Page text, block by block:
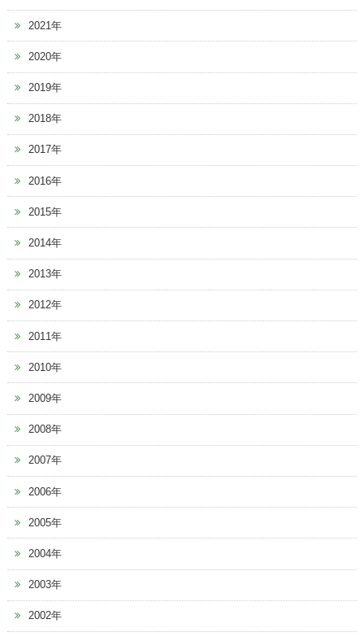
2021年
2020年
2019年
2018年
2017年
2016年
2015年
2014年
2013年
2012年
2011年
2010年
2009年
2008年
2007年
2006年
2005年
2004年
2003年
2002年